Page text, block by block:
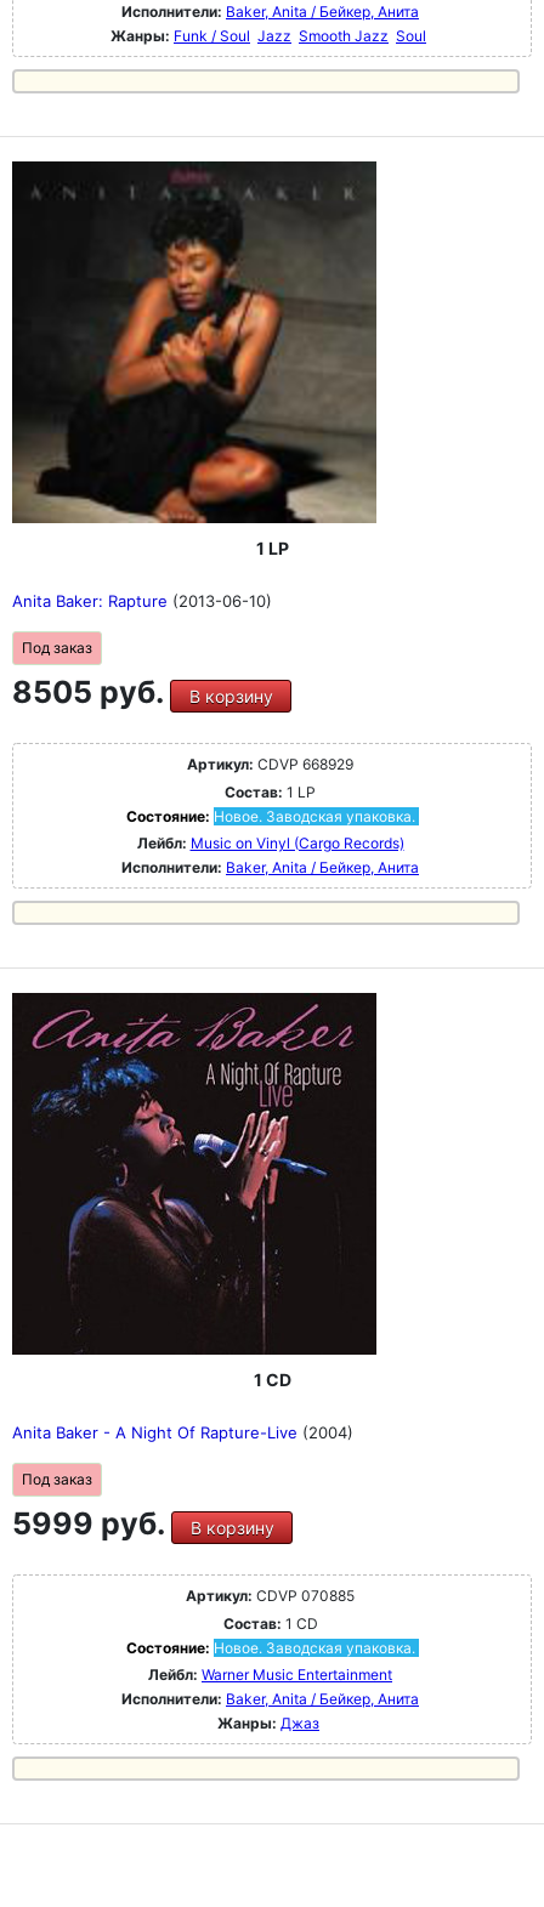
Исполнители: Baker, Anita / Бейкер, Анита
Жанры: Funk / Soul Jazz Smooth Jazz Soul
1 LP
Anita Baker: Rapture (2013-06-10)
Под заказ
8505 руб. В корзину
Артикул: CDVP 668929
Состав: 1 LP
Состояние: Новое. Заводская упаковка.
Лейбл: Music on Vinyl (Cargo Records)
Исполнители: Baker, Anita / Бейкер, Анита
1 CD
Anita Baker - A Night Of Rapture-Live (2004)
Под заказ
5999 руб. В корзину
Артикул: CDVP 070885
Состав: 1 CD
Состояние: Новое. Заводская упаковка.
Лейбл: Warner Music Entertainment
Исполнители: Baker, Anita / Бейкер, Анита
Жанры: Джаз